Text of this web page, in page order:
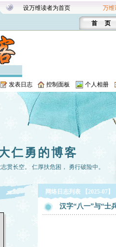
设万维读者为首页 万维
首 页
发表日志 控制面板 个人相册
仁勇的博客
贯长空。 仁厚扶危困， 勇行破险中。
网络日志列表 【2025-07】
汉字“八一”与“士